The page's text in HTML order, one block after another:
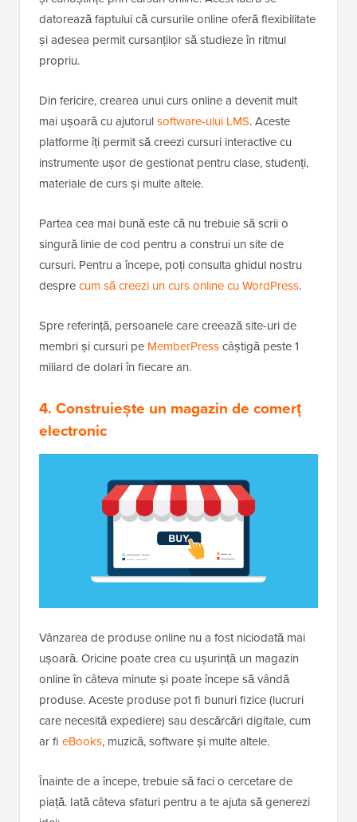
datorează faptului că cursurile online oferă flexibilitate
și adesea permit cursanților să studieze în ritmul
propriu.
Din fericire, crearea unui curs online a devenit mult
mai ușoară cu ajutorulsoftware-ului LMS. Aceste
platforme îți permit să creezi cursuri interactive cu
instrumente ușor de gestionat pentru clase, studenți,
materiale de curs și multe altele.
Partea cea mai bună este că nu trebuie să scrii o
singură linie de cod pentru a construi un site de
cursuri. Pentru a începe, poți consulta ghidul nostru
desprecum să creezi un curs online cu WordPress.
Spre referință, persoanele care creează site-uri de
membri și cursuri pe MemberPresscâștigă peste 1
miliard de dolari în fiecare an.
4. Construiește un magazin de comerț
electronic
Vânzarea de produse online nu a fost niciodată mai
ușoară. Oricine poate crea cu ușurință un magazin
online în câteva minute și poate începe să vândă
produse. Aceste produse pot fi bunuri fizice (lucruri
care necesită expediere) sau descărcări digitale, cum
ar fi eBooks, muzică, software și multe altele.
Înainte de a începe, trebuie să faci o cercetare de
piață. Iată câteva sfaturi pentru a te ajuta să generezi